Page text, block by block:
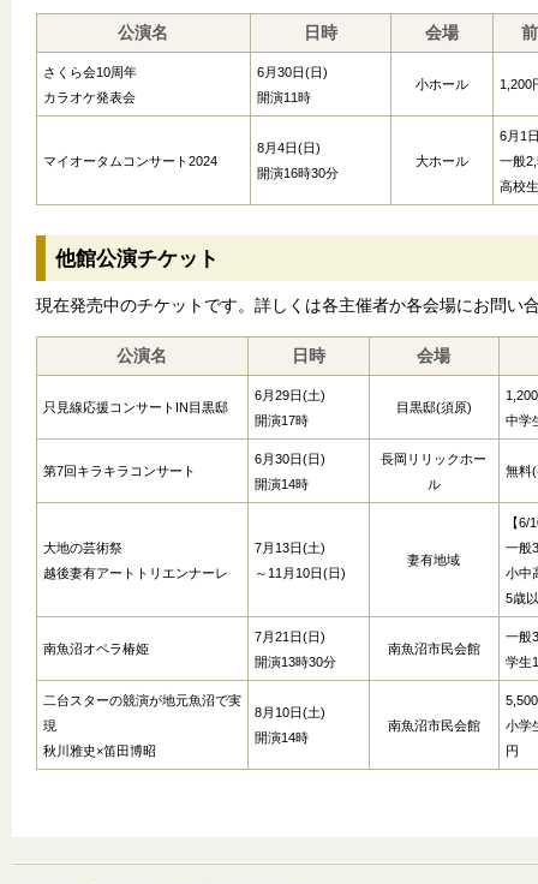
公演名 日時 会場
さくら会10周年
カラオケ発表会
6月30日(日)
開演11時
小ホール 1,200
マイオータムコンサート2024
8月4日(日)
開演16時30分
大ホール
6月1
一般
高校
他館公演チケット
現在発売中のチケットです。詳しくは各主催者か各会場にお問い
公演名 日時 会場
只見線応援コンサートIN目黒邸
6月29日(土)
開演17時
目黒邸(須原)
中学
第7回キラキラコンサート
6月30日(日)
開演14時
長岡リリックホー
ル
無料
大地の芸術祭
越後妻有アートトリエンナーレ
7月13日(土)
～11月10日(日)
妻有地域
【6/
一般
小中
5歳
南魚沼オペラ椿姫
7月21日(日)
開演13時30分
南魚沼市民会館
一般
学生
二台スターの競演が地元魚沼で実
現
秋川雅史×笛田博昭
8月10日(土)
開演14時
南魚沼市民会館
小学
円